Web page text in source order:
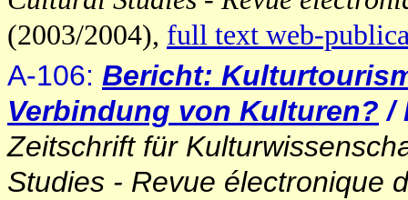
(2003/2004), full text web-
A-106: Bericht:
Verbindung von Kulturen? /
Zeitschrift für
Studies - Revue électronique